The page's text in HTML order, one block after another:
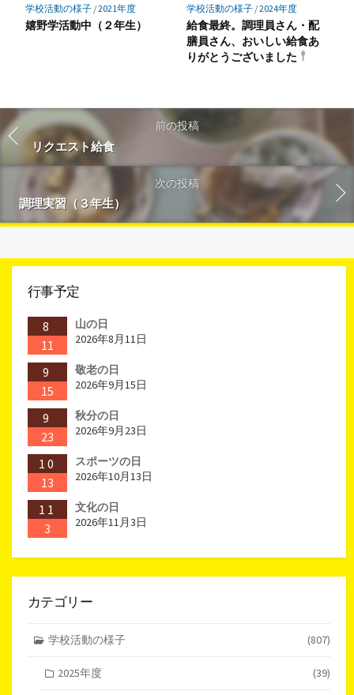
学校活動の様子/2021年度
嬉野学活動中（２年生）
学校活動の様子/2024年度
給食最終。調理員さん・配
膳員さん、おいしい給食あ
りがとうございました
前の投稿
リクエスト給食
次の投稿
調理実習（３年生）
行事予定
8
11
山の日
2026年8月11日
9
15
敬老の日
2026年9月15日
9
23
秋分の日
2026年9月23日
10
13
スポーツの日
2026年10月13日
11
3
文化の日
2026年11月3日
カテゴリー
学校活動の様子 (807)
2025年度 (39)